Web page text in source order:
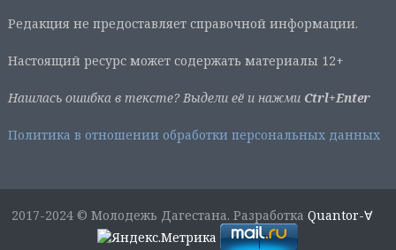
Редакция не предоставляет справочной информации.
Настоящий ресурс может содержать материалы 12+
Нашлась ошибка в тексте? Выдели её и нажми Ctrl+Enter
Политика в отношении обработки персональных данных
2017-2024 © Молодежь Дагестана. РазработкаQuantor-∀